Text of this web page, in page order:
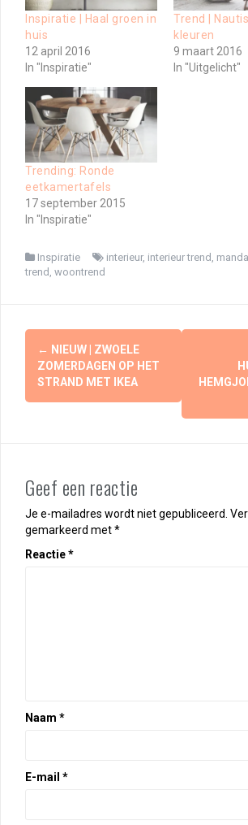
Inspiratie | Haal groen in
huis
12 april 2016
In "Inspiratie"
Trend |
kleuren
9 maart 2016
In "Uitgelicht"
Trending: Ronde
eetkamertafels
17 september 2015
In "Inspiratie"
Inspiratie interieur, interieur trend ,
trend , woontrend
Berichtnavigatie
← NIEUW | ZWOELE
ZOMERDAGEN OP HET
STRAND MET IKEA
Geef een reactie
Je e-mailadres wordt niet gepubliceerd.
gemarkeerd met*
Reactie*
Naam *
E-mail *